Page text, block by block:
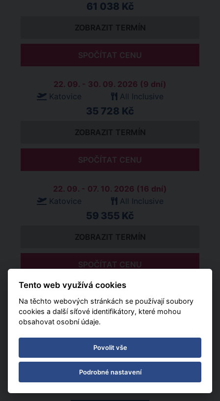
61 038 Kč
ZOBRAZIT TERMÍN
SPOČÍTAT CENU
22. 09. - 30. 09. 2026 (9 dní)
Katovice
All Inclusive
35 728 Kč
ZOBRAZIT TERMÍN
SPOČÍTAT CENU
22. 09. - 07. 10. 2026 (16 dní)
Katovice
All Inclusive
59 355 Kč
ZOBRAZIT TERMÍN
SPOČÍTAT CENU
Katovice
All Inclusive
33 765 Kč
SPOČÍTAT CENU
Tento web využívá cookies
Na těchto webových stránkách se používají soubory
cookies a další síťové identifikátory, které mohou
obsahovat osobní údaje.
Povolit vše
Podrobné nastavení